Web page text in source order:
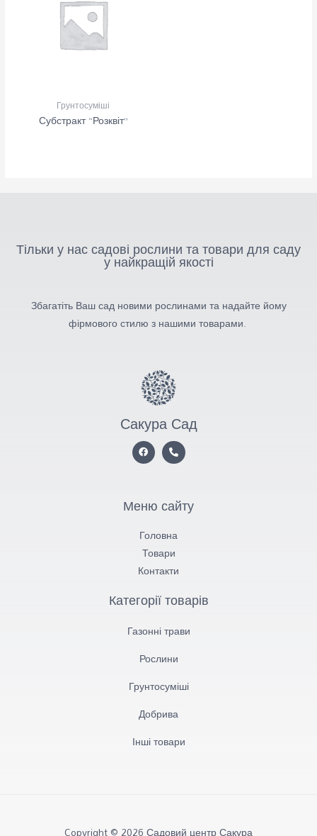
Грунтосуміші​
Субстракт “Розквіт”
Тільки у нас садові рослини та товари для саду
у найкращій якості
Збагатіть Ваш сад новими рослинами та надайте йому
фірмового стилю з нашими товарами.
Сакура Сад
Меню сайту
Головна
Товари
Контакти
Категорії товарів
Газонні трави
Рослини
Грунтосуміші​
Добрива
Інші товари